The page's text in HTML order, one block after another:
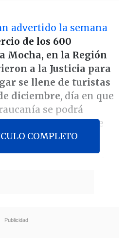
advertido la semana
de los 600
Mocha, en la Región
a la Justicia para
se llene de turistas
diciembre, día en que
se podrá
por ciento el eclipse
por no mostrar
COMPLETO